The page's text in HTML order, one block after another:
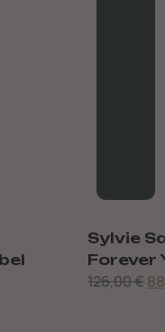
Sylvie
Forever
126,00€